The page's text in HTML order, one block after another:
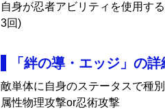
自身が忍者アビリティを使用す
3回)
「絆の導・エッジ」の詳
敵単体に自身のステータスで種
属性物理攻撃or忍術攻撃